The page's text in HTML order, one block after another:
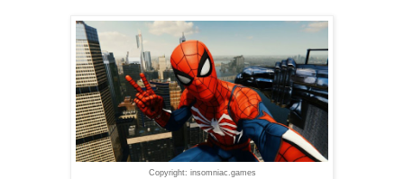
Copyright: insomniac.games